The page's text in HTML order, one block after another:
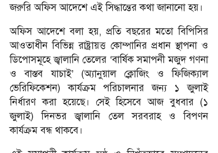
জরুরি অফিস আদেশে এই সিদ্ধান্তের কথা জানানো হয়।
অফিস আদেশে বলা হয়, প্রতি বছরের মতো বিপিসির
আওতাধীন বিভিন্ন রাষ্ট্রায়ত্ত কোম্পানির প্রধান স্থাপনা ও
ডিপোসমূহে জ্বালানি তেলের ‘বার্ষিক সমাপনী মজুদ গণনা
ও বাস্তব যাচাই’ (অ্যানুয়াল ক্লোজিং ও ফিজিক্যাল
ভেরিফিকেশন) কার্যক্রম পরিচালনার জন্য ১ জুলাই
নির্ধারণ করা হয়েছে। সেই হিসেবে আজ বুধবার (১
জুলাই) দিনভর জ্বালানি তেল সরবরাহ ও বিপণন
কার্যক্রম বন্ধ থাকবে।